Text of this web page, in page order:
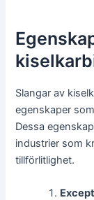
Slangar av
egenskaper
Dessa
industrier som
tillförlitlighet.